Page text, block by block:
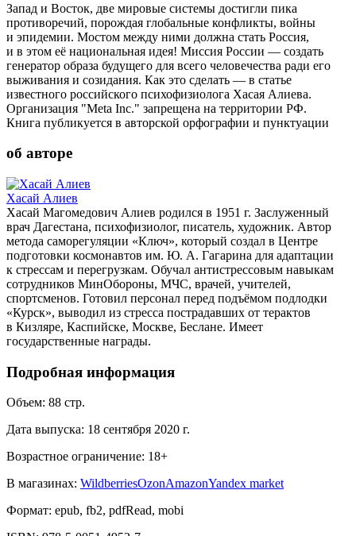
Запад и Восток, две мировые системы достигли пика
противоречий, порождая глобальные конфликты, войны
и эпидемии. Мостом между ними должна стать Россия,
и в этом её национальная идея! Миссия России — создать
генератор образа будущего для всего человечества ради его
выживания и созидания. Как это сделать — в статье
известного российского психофизиолога Хасая Алиева.
Организация "Meta Inc." запрещена на территории РФ.
Книга публикуется в авторской орфографии и пунктуации
об авторе
Хасай Алиев
Хасай Магомедович Алиев родился в 1951 г. Заслуженный
врач Дагестана, психофизиолог, писатель, художник. Автор
метода саморегуляции «Ключ», который создал в Центре
подготовки космонавтов им. Ю. А. Гагарина для адаптации
к стрессам и перегрузкам. Обучал антистрессовым навыкам
сотрудников МинОбороны, МЧС, врачей, учителей,
спортсменов. Готовил персонал перед подъёмом подлодки
«Курск», выводил из стресса пострадавших от терактов
в Кизляре, Каспийске, Москве, Беслане. Имеет
государственные награды.
Подробная информация
Объем: 88 стр.
Дата выпуска: 18 сентября 2020 г.
Возрастное ограничение: 18+
В магазинах: WildberriesOzonAmazonYandex market
Формат: epub, fb2, pdfRead, mobi